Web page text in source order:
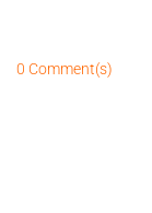
0 Comment(s)